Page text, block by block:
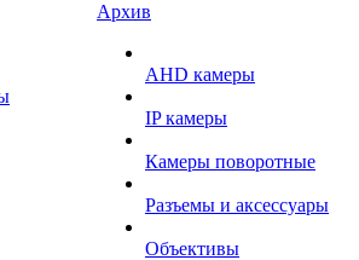
Архив
AHD камеры
IP камеры
Камеры поворотные
Разъемы и аксессуары
Объективы